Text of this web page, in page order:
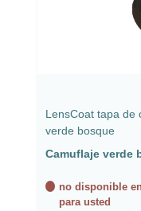
LensCoat tapa de
verde bosque
Camuflaje verde
no disponible
para usted